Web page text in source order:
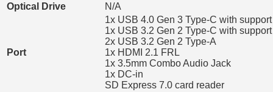
Optical Drive
N/A
Port
1x USB 4.0 Gen 3 Type-C with
1x USB 3.2 Gen 2 Type-C with
2x USB 3.2 Gen 2 Type-A
1x HDMI 2.1 FRL
1x 3.5mm Combo Audio Jack
1x DC-in
SD Express 7.0 card reader